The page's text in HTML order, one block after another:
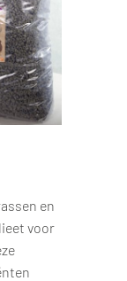
en
voor